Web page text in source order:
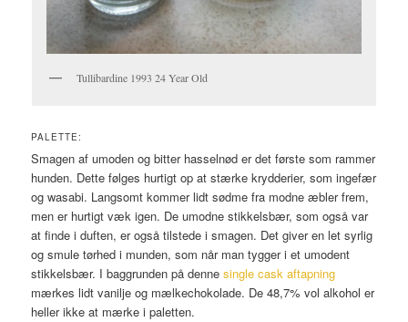
Tullibardine 1993 24 Year Old
PALETTE:
Smagen af umoden og bitter hasselnød er det første som rammer
hunden. Dette følges hurtigt op at stærke krydderier, som ingefær
og wasabi. Langsomt kommer lidt sødme fra modne æbler frem,
men er hurtigt væk igen. De umodne stikkelsbær, som også var
at finde i duften, er også tilstede i smagen. Det giver en let syrlig
og smule tørhed i munden, som når man tygger i et umodent
stikkelsbær. I baggrunden på dennesingle cask aftapning
mærkes lidt vanilje og mælkechokolade. De 48,7% vol alkohol er
heller ikke at mærke i paletten.